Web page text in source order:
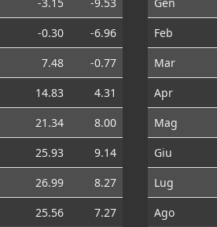
-0.30
-6.96
7.48
-0.77
14.83
4.31
21.34
8.00
25.93
9.14
26.99
8.27
25.56
7.27
Feb
Mar
Apr
Mag
Giu
Lug
Ago